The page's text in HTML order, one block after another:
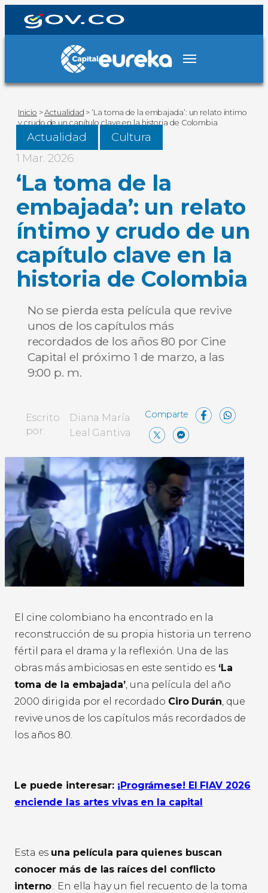
Inicio >Actualidad >‘La toma de la embajada’: un relato íntimo
y crudo de un capítulo clave en la historia de Colombia
Actualidad
Cultura
1 Mar. 2026
‘La toma de la
embajada’: un relato
íntimo y crudo de un
capítulo clave en la
historia de Colombia
No se pierda esta película que revive
unos de los capítulos más
recordados de los años 80 por Cine
Capital el próximo 1 de marzo, a las
9:00 p. m.
Escrito
por:
Diana María
Leal Gantiva
X
El cine colombiano ha encontrado en la
reconstrucción de su propia historia un terreno
fértil para el drama y la reflexión. Una de las
obras más ambiciosas en este sentido es ‘La
toma de la embajada’, una película del año
2000 dirigida por el recordado Ciro Durán, que
revive unos de los capítulos más recordados de
los años 80.
Le puede interesar: ¡Prográmese! El FIAV 2026
enciende las artes vivas en la capital
Esta es una película para quienes buscan
conocer más de las raíces del conflicto
interno.. En ella hay un fiel recuento de la toma